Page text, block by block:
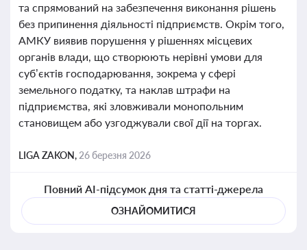
та спрямований на забезпечення виконання рішень
без припинення діяльності підприємств. Окрім того,
АМКУ виявив порушення у рішеннях місцевих
органів влади, що створюють нерівні умови для
суб’єктів господарювання, зокрема у сфері
земельного податку, та наклав штрафи на
підприємства, які зловживали монопольним
становищем або узгоджували свої дії на торгах.
LIGA ZAKON, 26 березня 2026
Повний AI-підсумок дня та статті-джерела
ОЗНАЙОМИТИСЯ